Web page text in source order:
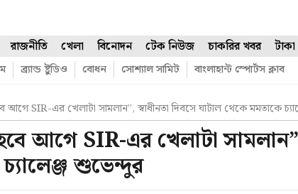
রাজনীতি খেলা বিনোদন টেক নিউজ চাকরির খবর
ব্র্যান্ড ষ্টুডিও বোধন সোশ্যাল সামিট বাংলাহান্ট স্পোর্টস ক্লাব
SIR-এর খেলাটা সামলান”, স্বাধীনতা দিবসে ঘাটাল থেকে মমতাকে
আগে SIR-এর খেলাটা সামলান”,
শুভেন্দুর